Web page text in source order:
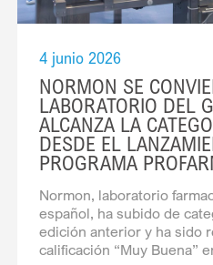
4 junio 2026
NORMON SE
LABORATORIO DEL
ALCANZA LA
DESDE EL
PROGRAMA
Normon, laboratorio
español, ha subido de
edición anterior y ha sido
calificación “Muy Buena”